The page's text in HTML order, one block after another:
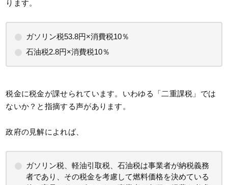
ります。
ガソリン税53.8円×消費税10％
石油税2.8円×消費税10％
税金に税金が課せられています。いわゆる「二重課税」では
ないか？と指摘する声があります。
政府の見解によれば、
ガソリン税、軽油引取税、石油税は事業者が納税義務
者であり、その税金を考慮して燃料価格を決めている